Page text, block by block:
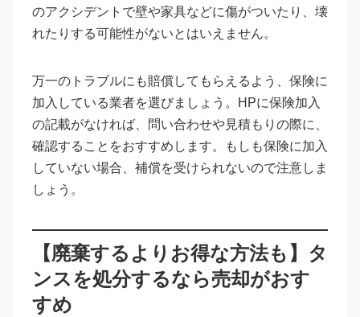
のアクシデントで壁や家具などに傷がついたり、壊
れたりする可能性がないとはいえません。
万一のトラブルにも賠償してもらえるよう、保険に
加入している業者を選びましょう。HPに保険加入
の記載がなければ、問い合わせや見積もりの際に、
確認することをおすすめします。もしも保険に加入
していない場合、補償を受けられないので注意しま
しょう。
【廃棄するよりお得な方法も】タ
ンスを処分するなら売却がおす
すめ